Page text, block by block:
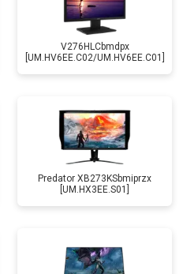
V276HLCbmdpx
[UM.HV6EE.C02/UM.HV6EE.C01]
Predator XB273KSbmiprzx
[UM.HX3EE.S01]